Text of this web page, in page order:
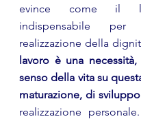
evince come il
indispensabile
realizzazione della
lavoro è una
senso della vita su
maturazione, di
realizzazione